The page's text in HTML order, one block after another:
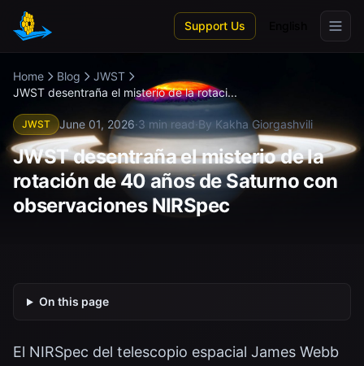
Skip to main content
Support Us
Home Blog
JWST
JWST desentraña el misterio de la rotaci...
JWST June 01, 2026·3 min read·By Kakha Giorgashvili
JWST desentraña el misterio de la
rotación de 40 años de Saturno con
observaciones NIRSpec
On this page
El NIRSpec del telescopio espacial James Webb